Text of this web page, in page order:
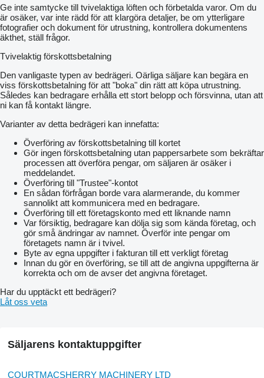
Ge inte samtycke till tvivelaktiga löften och förbetalda varor. Om du
är osäker, var inte rädd för att klargöra detaljer, be om ytterligare
fotografier och dokument för utrustning, kontrollera dokumentens
äkthet, ställ frågor.
Tvivelaktig förskottsbetalning
Den vanligaste typen av bedrägeri. Oärliga säljare kan begära en
viss förskottsbetalning för att "boka" din rätt att köpa utrustning.
Således kan bedragare erhålla ett stort belopp och försvinna, utan att
ni kan få kontakt längre.
Varianter av detta bedrägeri kan innefatta:
Överföring av förskottsbetalning till kortet
Gör ingen förskottsbetalning utan pappersarbete som bekräftar
processen att överföra pengar, om säljaren är osäker i
meddelandet.
Överföring till "Trustee"-kontot
En sådan förfrågan borde vara alarmerande, du kommer
sannolikt att kommunicera med en bedragare.
Överföring till ett företagskonto med ett liknande namn
Var försiktig, bedragare kan dölja sig som kända företag, och
gör små ändringar av namnet. Överför inte pengar om
företagets namn är i tvivel.
Byte av egna uppgifter i fakturan till ett verkligt företag
Innan du gör en överföring, se till att de angivna uppgifterna är
korrekta och om de avser det angivna företaget.
Har du upptäckt ett bedrägeri?
Låt oss veta
Säljarens kontaktuppgifter
COURTMACSHERRY MACHINERY LTD